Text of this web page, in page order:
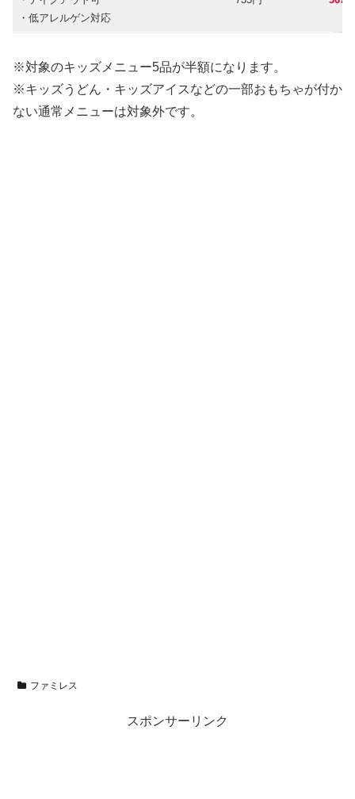
・低アレルゲン対応
※対象のキッズメニュー5品が半額になります。
※キッズうどん・キッズアイスなどの一部おもちゃが付か
ない通常メニューは対象外です。
ファミレス
スポンサーリンク